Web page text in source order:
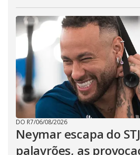
DO R7/06/08/2026
Neymar escapa do
palavrões, as